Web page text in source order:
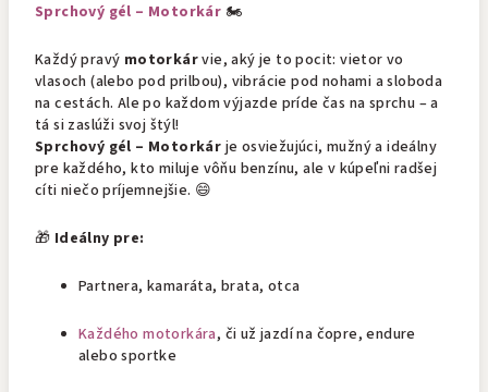
Sprchový gél – Motorkár 🏍️
Každý pravý motorkárvie, aký je to pocit: vietor vo
vlasoch (alebo pod prilbou), vibrácie pod nohami a sloboda
na cestách. Ale po každom výjazde príde čas na sprchu – a
tá si zaslúži svoj štýl!
Sprchový gél – Motorkár je osviežujúci, mužný a ideálny
pre každého, kto miluje vôňu benzínu, ale v kúpeľni radšej
cíti niečo príjemnejšie. 😄
🎁 Ideálny pre:
Partnera, kamaráta, brata, otca
Každého motorkára, či už jazdí na čopre, endure
alebo sportke